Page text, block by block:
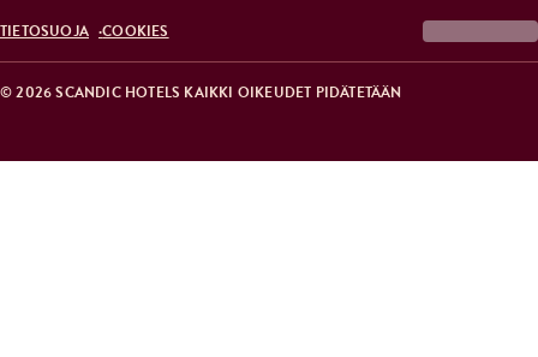
© 2026 SCANDIC HOTELS KAIKKI OIKEUDET PIDÄTETÄÄN
TIETOSUOJA COOKIES